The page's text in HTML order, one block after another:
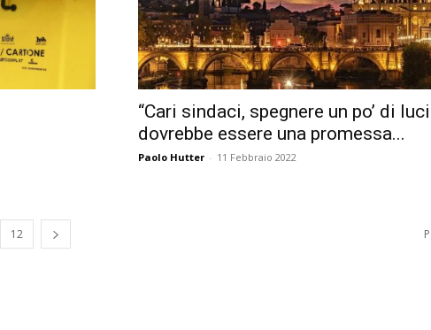
“Cari sindaci, spegnere un po’ di luci
dovrebbe essere una promessa...
Paolo Hutter - 11 Febbraio 2022
12